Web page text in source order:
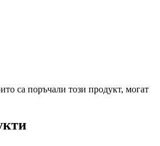
са поръчали този продукт, могат